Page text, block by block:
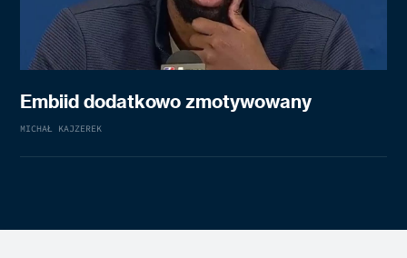
Embiid dodatkowo zmotywowany
MICHAŁ KAJZEREK